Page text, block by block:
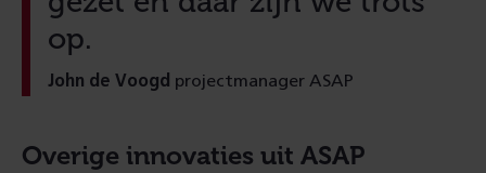
op.
John de Voogd projectmanager ASAP
Overige innovaties uit ASAP